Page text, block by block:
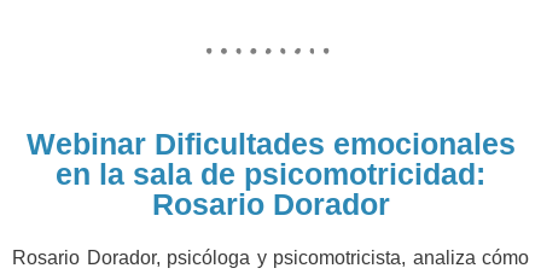
Webinar Dificultades emocionales
en la sala de psicomotricidad:
Rosario Dorador
Rosario Dorador, psicóloga y psicomotricista, analiza cómo